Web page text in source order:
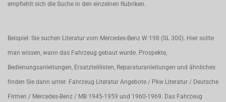
empfiehlt sich die Suche in den einzelnen Rubriken.
Beispiel: Sie suchen Literatur vom Mercedes-Benz W 198 (SL 300). Hier sollte
man wissen, wann das Fahrzeug gebaut wurde. Prospekte,
Bedienungsanleitungen, Ersatzteillisten, Reparaturanleitungen und ähnliches
finden Sie dann unter: Fahrzeug Literatur Angebote / Pkw Literatur / Deutsche
Firmen / Mercedes-Benz / MB 1945-1959 und 1960-1969. Das Fahrzeug